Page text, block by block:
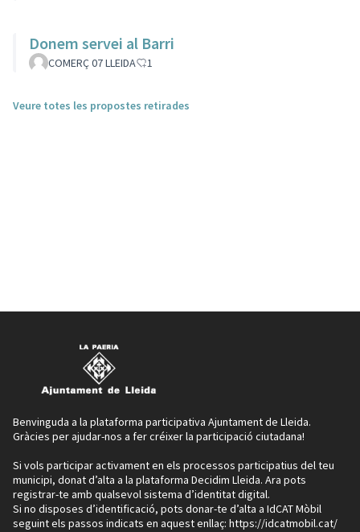
Donem servei al Barri
COMERÇ 07 LLEIDA 1
Veure totes les propostes retirades
Benvinguda a la plataforma participativa Ajuntament de Lleida.
Gràcies per ajudar-nos a fer créixer la participació ciutadana!
Si vols participar activament en els processos participatius del teu
municipi, donat d’alta a la plataforma Decidim Lleida. Ara pots
registrar-te amb qualsevol sistema d’identitat digital.
Si no disposes d’identificació, pots donar-te d’alta a IdCAT Mòbil
seguint els passos indicats en aquest enllaç: https://idcatmobil.cat/